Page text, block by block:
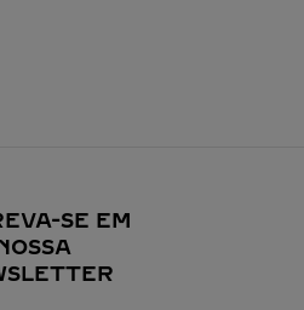
SE EM